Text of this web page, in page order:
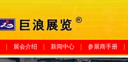
展会介绍 新闻中心 参展商手册|